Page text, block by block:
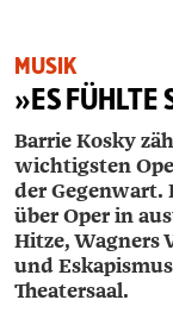
MUSIK
»ES FÜHLTE
Barrie Kosky
wichtigsten
der Gegenwart.
über Oper in
Hitze, Wagners
und
Theatersaal.